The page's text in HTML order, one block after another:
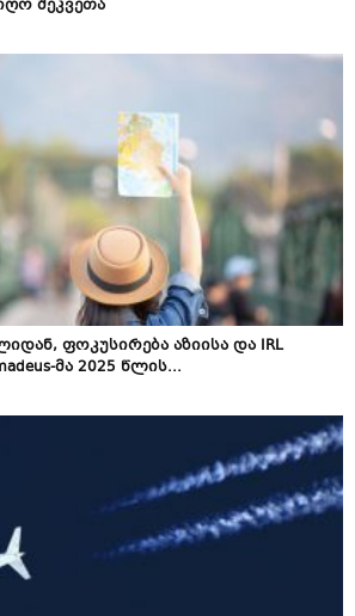
შეკვეთა
ფოკუსირება აზიისა და IRL
მა 2025 წლის...